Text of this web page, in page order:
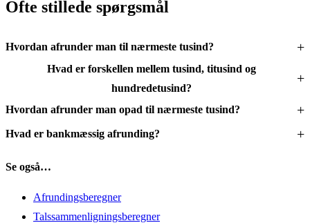
Ofte stillede spørgsmål
Hvordan afrunder man til nærmeste tusind?
Hvad er forskellen mellem tusind, titusind og
hundredetusind?
Hvordan afrunder man opad til nærmeste tusind?
Hvad er bankmæssig afrunding?
Se også…
Afrundingsberegner
Talssammenligningsberegner